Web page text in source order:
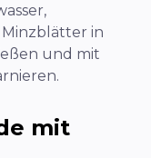
in
und mit
mit